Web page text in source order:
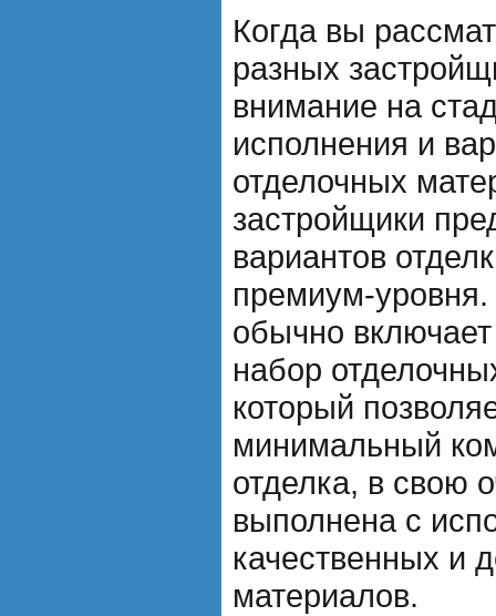
Когда вы
разных
внимание на
исполнения и
отделочных
застройщики
вариантов
премиум-уровня.
обычно
набор
который
минимальный
отделка, в свою
выполнена с
качественных и
материалов.